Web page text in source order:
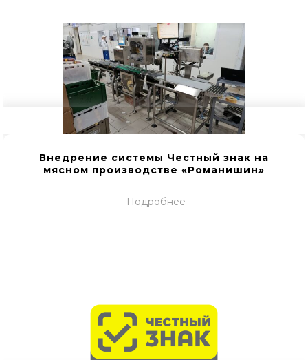
Внедрение системы Честный знак на
мясном производстве «Романишин»
Подробнее